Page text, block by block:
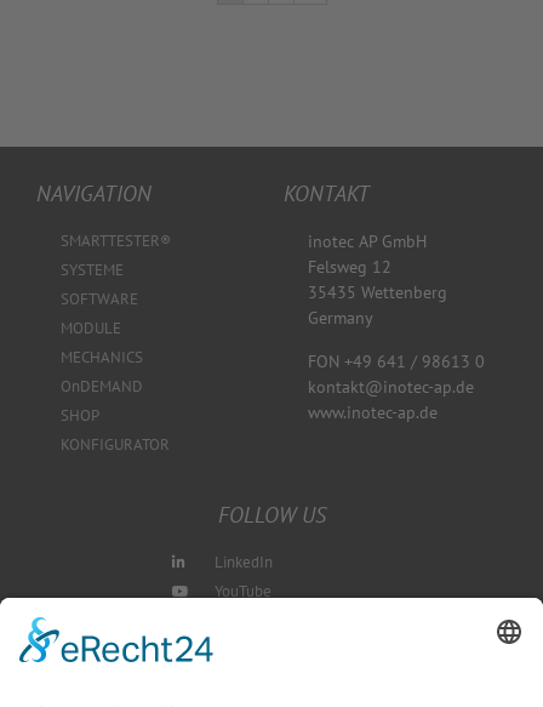
NAVIGATION
SMARTTESTER®
SYSTEME
SOFTWARE
MODULE
MECHANICS
OnDEMAND
SHOP
KONFIGURATOR
KONTAKT
inotec AP GmbH
Felsweg 12
35435 Wettenberg
Germany
FON +49 641 / 98613 0
kontakt@inotec-ap.de
www.inotec-ap.de
FOLLOW US
LinkedIn
YouTube